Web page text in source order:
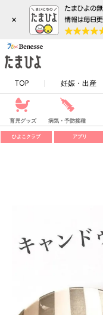
×
TOP 妊娠・出産
育児グッズ 病気・予防接種
ひよこクラブ アプリ